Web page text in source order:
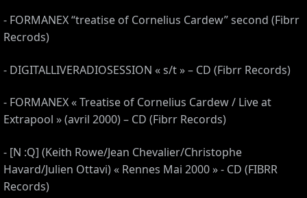
- FORMANEX “treatise of Cornelius Cardew” second (Fibrr
Recrods)
- DIGITALLIVERADIOSESSION « s/t » – CD (Fibrr Records)
- FORMANEX « Treatise of Cornelius Cardew / Live at
Extrapool » (avril 2000) – CD (Fibrr Records)
- [N :Q] (Keith Rowe/Jean Chevalier/Christophe
Havard/Julien Ottavi) « Rennes Mai 2000 » - CD (FIBRR
Records)